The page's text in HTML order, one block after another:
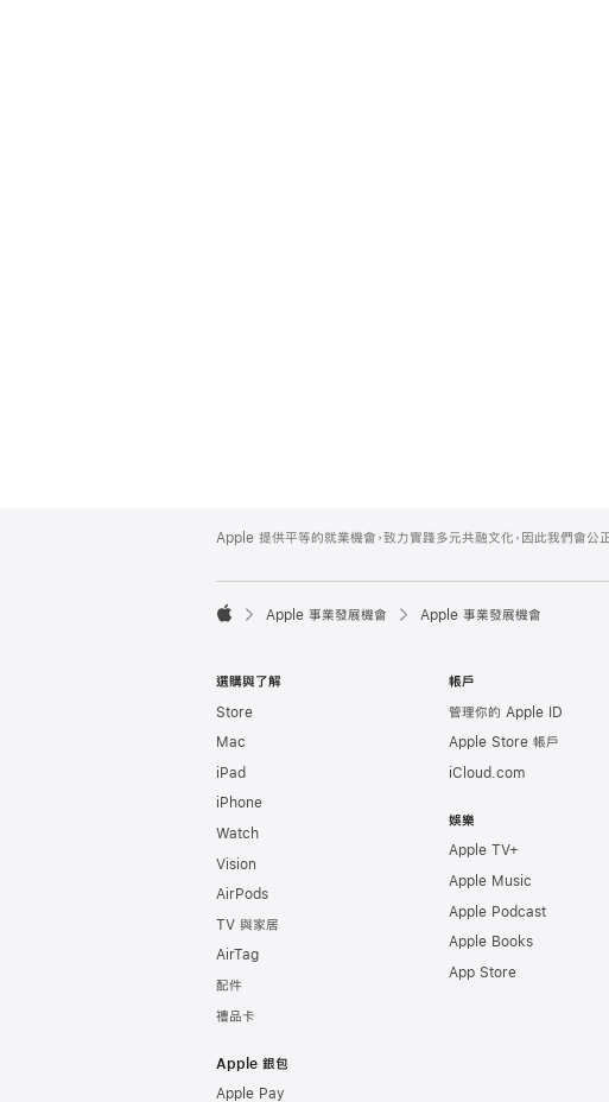
Footer
Apple 提供平等的就業機會，致力實踐多元共融文化，因此我們會

Apple 事業發展機會 Apple 事業發展機會
選購與了解
Store
Mac
iPad
iPhone
Watch
Vision
AirPods
TV 與家居
AirTag
配件
禮品卡
Apple 銀包
Apple Pay
帳戶
管理你的 Apple ID
Apple Store 帳戶
iCloud.com
娛樂
Apple TV+
Apple Music
Apple Podcast
Apple Books
App Store